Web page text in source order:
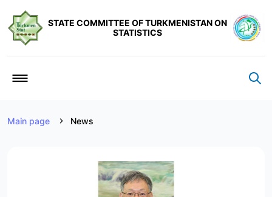
STATE COMMITTEE OF TURKMENISTAN ON
STATISTICS
Main page News